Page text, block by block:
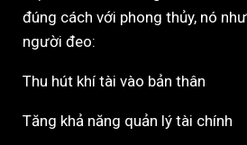
đúng cách với phong thủy, nó
người đeo:
Thu hút khí tài vào bản thân
Tăng khả năng quản lý tài chính